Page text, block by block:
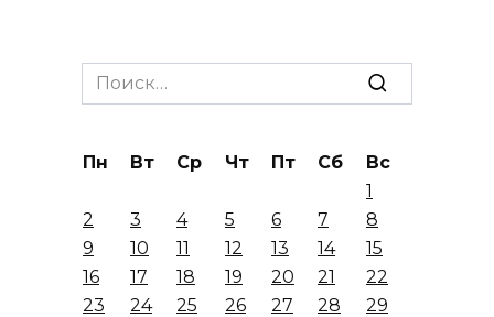
Search
for:
Пн Вт Ср Чт Пт Сб
Вс
1
2
3 4 5 6 7
8
9
10 11 12 13 14
15
16
17 18 19 20 21
22
23
24 25 26 27 28
29